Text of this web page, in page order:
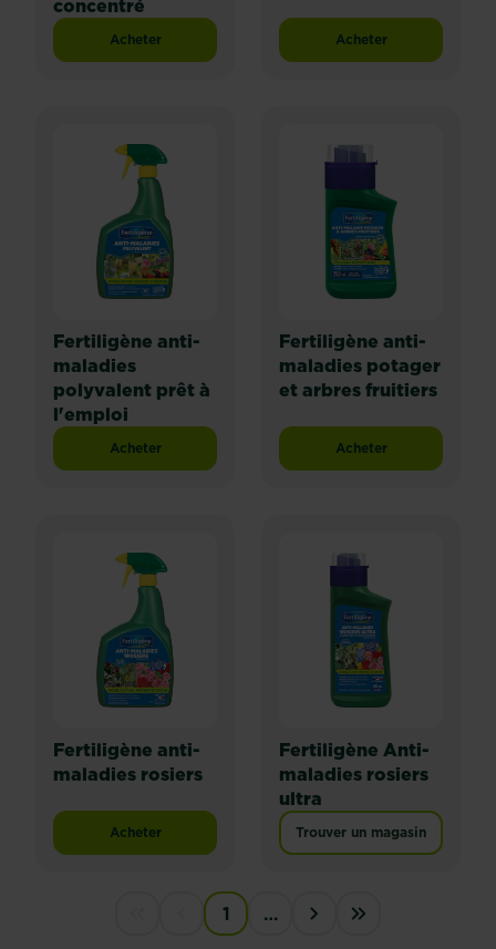
concentré
Acheter
Fertiligène Anti-limaces et escargots ultra concentré
Acheter
Fertiligène anti-
Fertiligène anti-
maladies
polyvalent prêt à
l'emploi
Acheter
Fertiligène anti-maladies polyvalent prêt à l'emploi
Fertiligène anti-
maladies potager
et arbres fruitiers
Acheter
Fertiligène anti-
Fertiligène anti-
maladies rosiers
Acheter
Fertiligène anti-maladies rosiers
Fertiligène Anti-
maladies rosiers
ultra
Trouver un magasin
First disabled
Previous disabled
1
…